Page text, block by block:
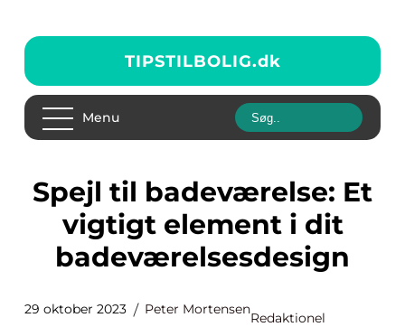
TIPSTILBOLIG.dk
Menu
Spejl til badeværelse: Et
vigtigt element i dit
badeværelsesdesign
29 oktober 2023 Peter Mortensen
Redaktionel